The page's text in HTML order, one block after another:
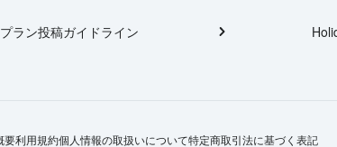
ラン投稿ガイドライン
要利用規約個人情報の取扱いについて特定商取引法に基づく表記